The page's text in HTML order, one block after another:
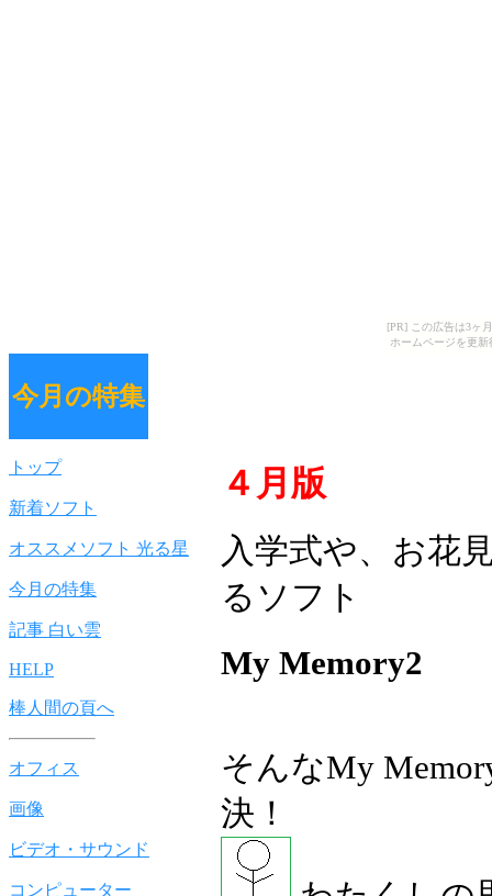
[PR] この広告は3ヶ
ホームページを更
今月の特集
４月版
入学式や、お花
るソフト
My Memory2
そんなMy
決！
トップ
新着ソフト
オススメソフト 光る星
今月の特集
記事 白い雲
HELP
棒人間の頁へ
オフィス
画像
ビデオ・サウンド
コンピューター